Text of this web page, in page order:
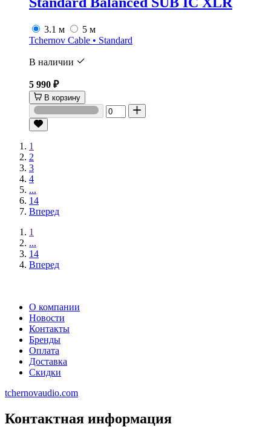
3.1 м
5 м
Tchernov Cable • Standard
В наличии
5 990 ₽
В корзину
1
2
3
4
...
14
Вперед
1
...
14
Вперед
О компании
Новости
Контакты
Бренды
Оплата
Доставка
Скидки
tchernovaudio.com
Контактная информация